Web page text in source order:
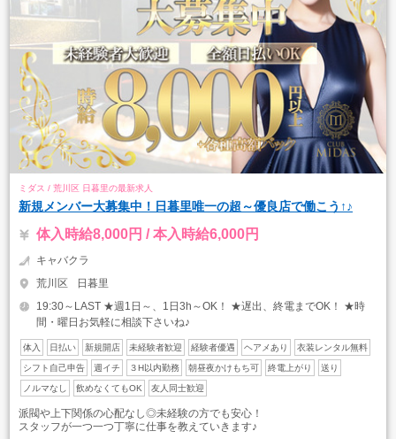
ミダス / 荒川区 日暮里の最新求人
新規メンバー大募集中！日暮里唯一の超～優良店で働こう↑♪
体入時給8,000円 / 本入時給6,000円
キャバクラ
荒川区
日暮里
19:30～LAST ★週1日～、1日3h～OK！ ★遅出、終電までOK！ ★時
間・曜日お気軽に相談下さいね♪
体入 日払い 新規開店 未経験者歓迎 経験者優遇 ヘアメあり 衣装レンタル無料
シフト自己申告 週イチ ３H以内勤務 朝昼夜かけもち可 終電上がり 送り
ノルマなし 飲めなくてもOK 友人同士歓迎
派閥や上下関係の心配なし◎未経験の方でも安心！
スタッフが一つ一つ丁寧に仕事を教えていきます♪